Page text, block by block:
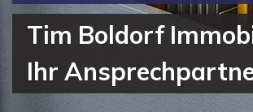
Tim Boldorf
Ihr